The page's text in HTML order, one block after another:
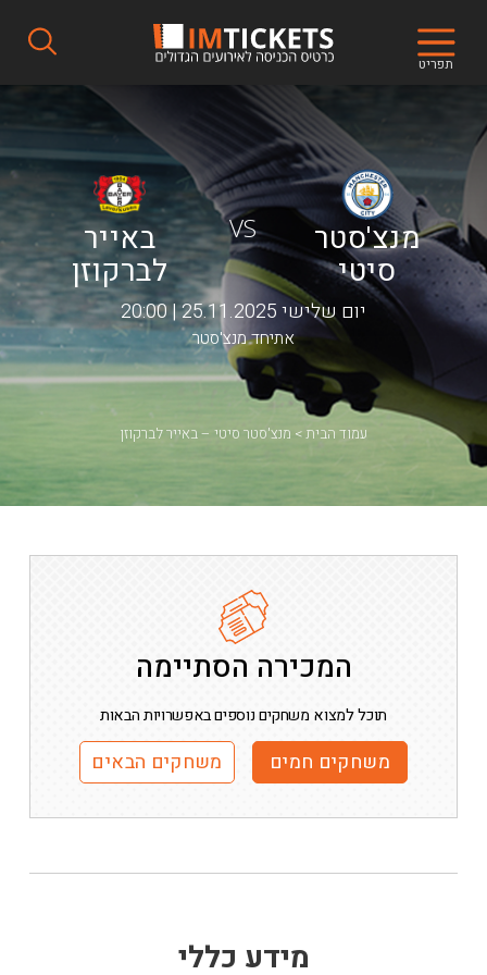
תפריט
מנצ'סטר
סיטי
VS באייר
לברקוזן
יום שלישי 25.11.2025 | 20:00
אתיחד מנצ'סטר
מנצ'סטר סיטי – באייר לברקוזן עמוד הבית
המכירה הסתיימה
תוכל למצוא משחקים נוספים באפשרויות הבאות
משחקים חמים משחקים הבאים
מידע כללי